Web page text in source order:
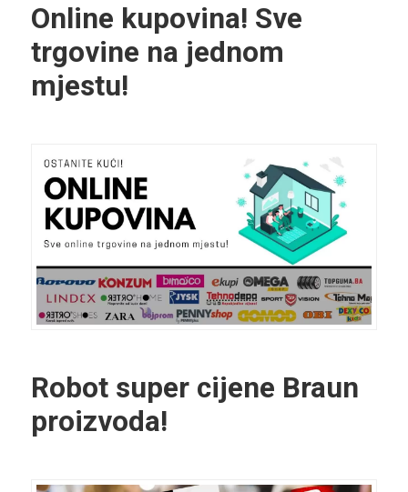
Online kupovina! Sve
trgovine na jednom
mjestu!
Robot super cijene Braun
proizvoda!